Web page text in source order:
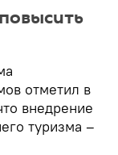
отметил в
внедрение
туризма –